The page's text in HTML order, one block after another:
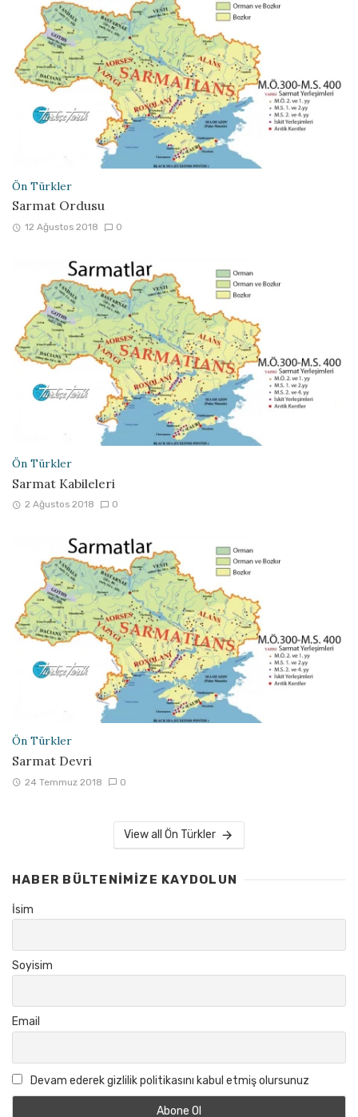
Ön Türkler
Sarmat Ordusu
12 Ağustos 2018 0
Ön Türkler
Sarmat Kabileleri
2 Ağustos 2018 0
Ön Türkler
Sarmat Devri
24 Temmuz 2018 0
View all Ön Türkler
HABER BÜLTENIMIZE KAYDOLUN
İsim
Soyisim
Email
Devam ederek gizlilik politikasını kabul etmiş olursunuz